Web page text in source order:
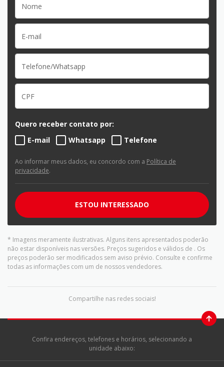
Quero receber contato por:
E-mail
Whatsapp Telefone
Ao informar meus dados, eu concordo com a Política de
privacidade.
ESTOU INTERESSADO
* Imagens meramente ilustrativas. Alguns itens apresentados poderão
não estar disponíveis nas versões. Preços sugeridos e válidos de . Os
preços poderão ser modificados sem aviso prévio. Consulte e confirme
todas as informações com um de nossos vendedores.
Compartilhe nas redes sociais!
Confira endereços, telefones e horários, selecionando a
unidade abaixo: